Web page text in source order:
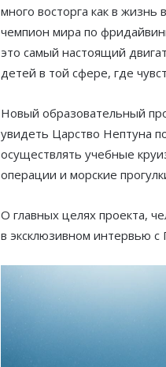
много восторга как в жизнь
чемпион мира по
это самый настоящий
детей в той сфере, где
Новый образовательный
увидеть Царство Нептуна
осуществлять учебные
операции и морские
О главных целях проекта,
в эксклюзивном интервью